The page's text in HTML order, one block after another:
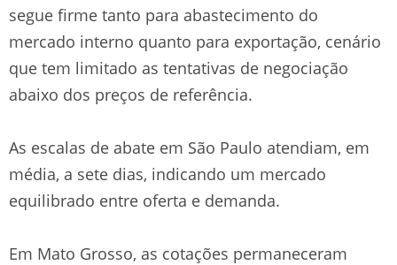
segue firme tanto para abastecimento do
mercado interno quanto para exportação, cenário
que tem limitado as tentativas de negociação
abaixo dos preços de referência.
As escalas de abate em São Paulo atendiam, em
média, a sete dias, indicando um mercado
equilibrado entre oferta e demanda.
Em Mato Grosso, as cotações permaneceram